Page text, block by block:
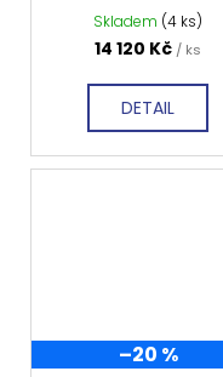
1600x900 mm, šedá
profilovaná
Skladem (4 ks)
14 120 Kč / ks
DETAIL
–20 %